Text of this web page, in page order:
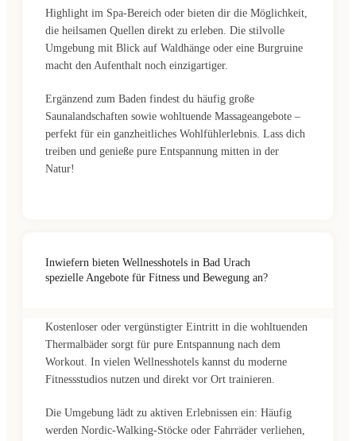
Highlight im Spa-Bereich oder bieten dir die Möglichkeit,
die heilsamen Quellen direkt zu erleben. Die stilvolle
Umgebung mit Blick auf Waldhänge oder eine Burgruine
macht den Aufenthalt noch einzigartiger.
Ergänzend zum Baden findest du häufig große
Saunalandschaften sowie wohltuende Massageangebote –
perfekt für ein ganzheitliches Wohlfühlerlebnis. Lass dich
treiben und genieße pure Entspannung mitten in der
Natur!
Inwiefern bieten Wellnesshotels in Bad Urach
spezielle Angebote für Fitness und Bewegung an?
Kostenloser oder vergünstigter Eintritt in die wohltuenden
Thermalbäder sorgt für pure Entspannung nach dem
Workout. In vielen Wellnesshotels kannst du moderne
Fitnessstudios nutzen und direkt vor Ort trainieren.
Die Umgebung lädt zu aktiven Erlebnissen ein: Häufig
werden Nordic-Walking-Stöcke oder Fahrräder verliehen,